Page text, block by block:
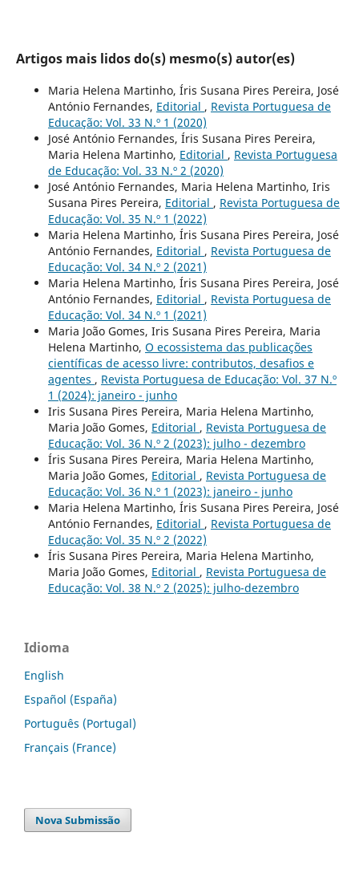
Artigos mais lidos do(s) mesmo(s) autor(es)
Maria Helena Martinho, Íris Susana Pires Pereira, José
António Fernandes, Editorial , Revista Portuguesa de
Educação: Vol. 33 N.º 1 (2020)
José António Fernandes, Íris Susana Pires Pereira,
Maria Helena Martinho, Editorial , Revista Portuguesa
de Educação: Vol. 33 N.º 2 (2020)
José António Fernandes, Maria Helena Martinho, Iris
Susana Pires Pereira, Editorial , Revista Portuguesa de
Educação: Vol. 35 N.º 1 (2022)
Maria Helena Martinho, Íris Susana Pires Pereira, José
António Fernandes, Editorial , Revista Portuguesa de
Educação: Vol. 34 N.º 2 (2021)
Maria Helena Martinho, Íris Susana Pires Pereira, José
António Fernandes, Editorial , Revista Portuguesa de
Educação: Vol. 34 N.º 1 (2021)
Maria João Gomes, Iris Susana Pires Pereira, Maria
Helena Martinho, O ecossistema das publicações
científicas de acesso livre: contributos, desafios e
agentes , Revista Portuguesa de Educação: Vol. 37 N.º
1 (2024): janeiro - junho
Iris Susana Pires Pereira, Maria Helena Martinho,
Maria João Gomes, Editorial , Revista Portuguesa de
Educação: Vol. 36 N.º 2 (2023): julho - dezembro
Íris Susana Pires Pereira, Maria Helena Martinho,
Maria João Gomes, Editorial , Revista Portuguesa de
Educação: Vol. 36 N.º 1 (2023): janeiro - junho
Maria Helena Martinho, Íris Susana Pires Pereira, José
António Fernandes, Editorial , Revista Portuguesa de
Educação: Vol. 35 N.º 2 (2022)
Íris Susana Pires Pereira, Maria Helena Martinho,
Maria João Gomes, Editorial , Revista Portuguesa de
Educação: Vol. 38 N.º 2 (2025): julho-dezembro
Idioma
English
Español (España)
Português (Portugal)
Français (France)
Nova Submissão